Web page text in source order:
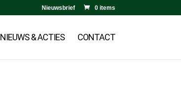
Nieuwsbrief 0 items
NIEUWS & ACTIES CONTACT